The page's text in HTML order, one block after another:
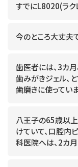
すでにL8020(ラ
今のところ大丈夫
歯医者には、3カ
歯みがきジェル、
歯磨きに使ってい
八王子の65歳以上
けていて、口腔内
科医院へは、2カ